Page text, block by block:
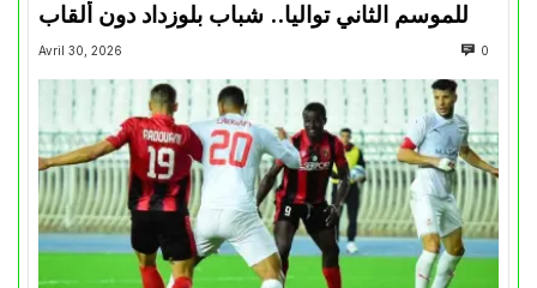
للموسم الثاني تواليا.. شباب بلوزداد دون ألقاب
Avril 30, 2026 0